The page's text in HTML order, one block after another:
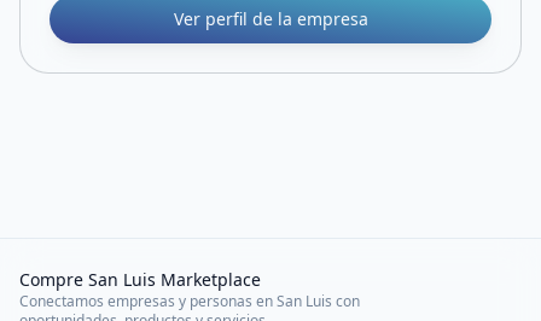
Ver perfil de la empresa
Compre San Luis Marketplace
Conectamos empresas y personas en San Luis con